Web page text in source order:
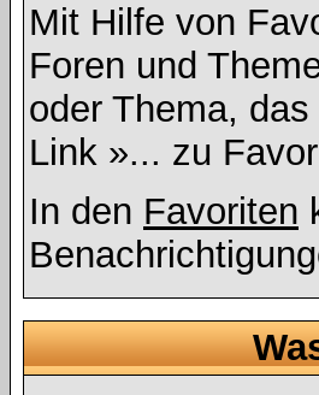
Mit Hilfe von
Foren und
oder Thema,
Link »... zu
In den Favoriten